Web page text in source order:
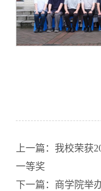
上一篇：我校荣获
一等奖
下一篇：商学院举